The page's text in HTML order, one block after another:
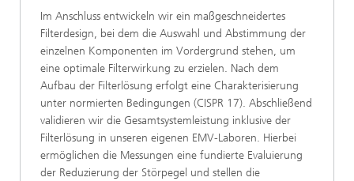
Im Anschluss entwickeln wir ein maßgeschneidertes
Filterdesign, bei dem die Auswahl und Abstimmung der
einzelnen Komponenten im Vordergrund stehen, um
eine optimale Filterwirkung zu erzielen. Nach dem
Aufbau der Filterlösung erfolgt eine Charakterisierung
unter normierten Bedingungen (CISPR 17). Abschließend
validieren wir die Gesamtsystemleistung inklusive der
Filterlösung in unseren eigenen EMV-Laboren. Hierbei
ermöglichen die Messungen eine fundierte Evaluierung
der Reduzierung der Störpegel und stellen die